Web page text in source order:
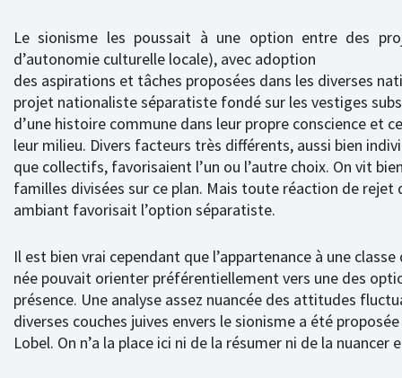
Le sionisme les poussait à une option entre des
d’autonomie culturelle locale), avec adoption
des aspirations et tâches proposées dans les diverses
projet nationaliste séparatiste fondé sur les vestiges
d’une histoire commune dans leur propre conscience et
leur milieu. Divers facteurs très différents, aussi bien
que collectifs, favorisaient l’un ou l’autre choix. On vit
familles divisées sur ce plan. Mais toute réaction de rejet
ambiant favorisait l’option séparatiste.
Il est bien vrai cependant que l’appartenance à une classe
née pouvait orienter préférentiellement vers une des
présence. Une analyse assez nuancée des attitudes
diverses couches juives envers le sionisme a été
Lobel. On n’a la place ici ni de la résumer ni de la nuancer